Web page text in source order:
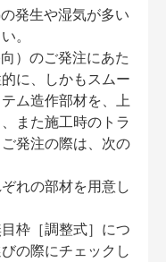
発生や湿気が多い
。
）のご発注にあた
に、しかもスムー
ム造作部材を、上
また施工時のトラ
発注の際は、次の
れの部材を用意し
枠［調整式］につ
の際にチェックし